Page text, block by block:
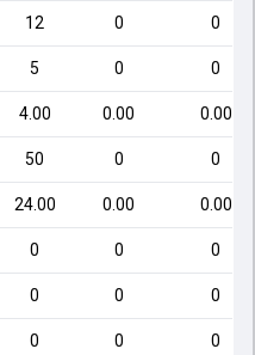
12 0 0
5 0 0
4.00 0.00 0.00
50 0 0
24.00 0.00 0.00
0 0 0
0 0 0
0 0 0